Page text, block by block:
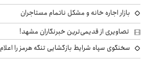
بازار اجاره خانه و مشکل ناتمام مستاجران
تصاویری از قدیمی‌ترین خبرنگاران مشهد!
سخنگوی سپاه شرایط بازگشایی تنگه هرمز را